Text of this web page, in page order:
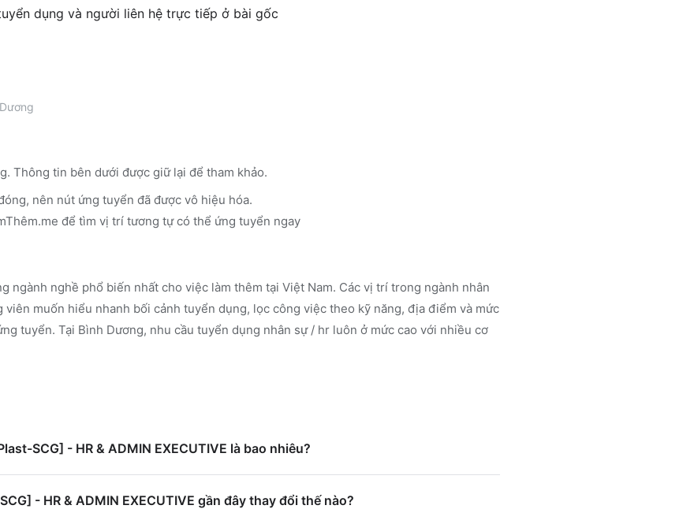
dụng và người liên hệ trực tiếp ở bài gốc
Thông tin bên dưới được giữ lại để tham khảo.
nên nút ứng tuyển đã được vô hiệu hóa.
để tìm vị trí tương tự có thể ứng tuyển ngay
ngành nghề phổ biến nhất cho việc làm thêm tại Việt Nam. Các vị trí trong ngành nhân
muốn hiểu nhanh bối cảnh tuyển dụng, lọc công việc theo kỹ năng, địa điểm và mức
tuyển. Tại Bình Dương, nhu cầu tuyển dụng nhân sự / hr luôn ở mức cao với nhiều cơ
SCG] - HR & ADMIN EXECUTIVE là bao nhiêu?
- HR & ADMIN EXECUTIVE gần đây thay đổi thế nào?